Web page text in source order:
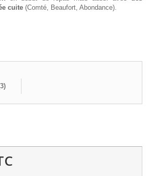
cuite (Comté, Beaufort, Abondance).
3)